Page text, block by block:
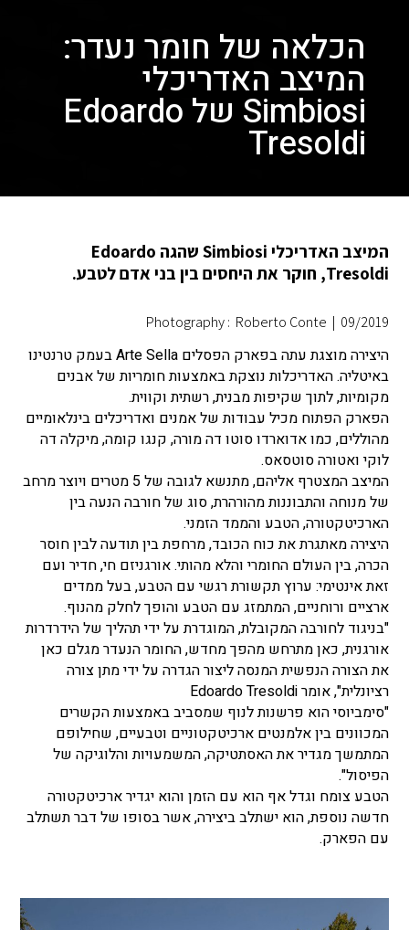
הכלאה של חומר נעדר:
המיצב האדריכלי
Simbiosi של Edoardo
Tresoldi
המיצב האדריכלי Simbiosi שהגה Edoardo
Tresoldi, חוקר את היחסים בין בני אדם לטבע.
09/2019
|
Photography : Roberto Conte
היצירה מוצגת עתה בפארק הפסלים Arte Sella בעמק טרנטינו
באיטליה. האדריכלות נוצקת באמצעות חומריות של אבנים
מקומיות, לתוך שקיפות מבנית, רשתית וקווית.
הפארק הפתוח מכיל עבודות של אמנים ואדריכלים בינלאומיים
מהוללים, כמו אדוארדו סוטו דה מורה, קנגו קומה, מיקלה דה
לוקי ואטורה סוטסאס.
המיצב המצטרף אליהם, מתנשא לגובה של 5 מטרים ויוצר מרחב
של מנוחה והתבוננות מהורהרת, סוג של חורבה הנעה בין
הארכיטקטורה, הטבע והממד הזמני.
היצירה מאתגרת את כוח הכובד, מרחפת בין תודעה לבין חוסר
הכרה, בין העולם החומרי והלא מהותי. אורגניזם חי, חדיר ועם
זאת אינטימי: ערוץ תקשורת רגשי עם הטבע, בעל ממדים
ארציים ורוחניים, המתמזג עם הטבע והופך לחלק מהנוף.
"בניגוד לחורבה המקובלת, המוגדרת על ידי תהליך של הידרדרות
אורגנית, כאן מתרחש מהפך מחדש, החומר הנעדר מגלם כאן
את הצורה הנפשית המנסה ליצור הגדרה על ידי מתן צורה
רציונלית", אומר Edoardo Tresoldi
"סימביוסי הוא פרשנות לנוף שמסביב באמצעות הקשרים
המכוונים בין אלמנטים ארכיטקטוניים וטבעיים, שחילופם
המתמשך מגדיר את האסתטיקה, המשמעויות והלוגיקה של
הפיסול".
הטבע צומח וגדל אף הוא עם הזמן והוא יגדיר ארכיטקטורה
חדשה נוספת, הוא ישתלב ביצירה, אשר בסופו של דבר תשתלב
עם הפארק.